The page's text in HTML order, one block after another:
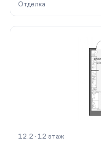
Отделка
12.2 · 12 этаж